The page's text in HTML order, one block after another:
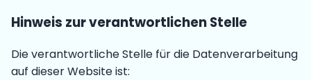
Hinweis zur verantwortlichen Stelle
Die verantwortliche Stelle für die Datenverarbeitung
auf dieser Website ist: